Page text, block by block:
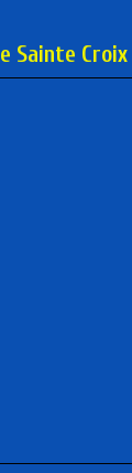
Sainte Croix